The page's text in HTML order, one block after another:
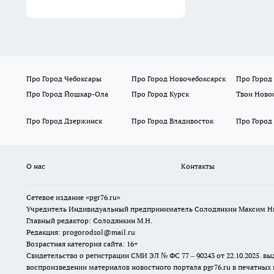
Про Город Чебоксары Про Город Новочебоксарск Про Город
Про Город Йошкар-Ола
Про Город Курск Твои
Про Город Дзержинск
Про Город Владивосток Про Город
О нас Контакты
Сетевое издание «pgr76.ru»
Учредитель Индивидуальный предприниматель Солодянкин Максим
Главный редактор: Солодянкин М.Н.
Редакция: progorodsol@mail.ru
Возрастная категория сайта: 16+
Свидетельство о регистрации СМИ ЭЛ № ФС 77 – 90243 от 22.10.2025.
воспроизведении материалов новостного портала pgr76.ru в